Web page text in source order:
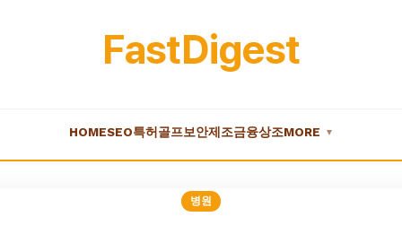
FastDigest
HOMESEO특허 골프보안제조금융상조MORE ▼
병원